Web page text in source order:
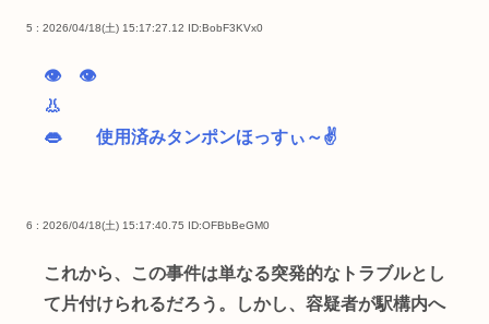
5 : 2026/04/18(土) 15:17:27.12 ID:BobF3KVx0
👁 👁
👃
👄 使用済みタンポンほっすぃ～✌
6 : 2026/04/18(土) 15:17:40.75 ID:OFBbBeGM0
これから、この事件は単なる突発的なトラブルとし
て片付けられるだろう。しかし、容疑者が駅構内へ